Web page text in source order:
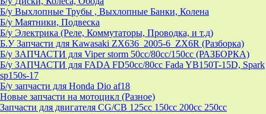
Б/у Выхлопные Трубы , Выхлопные Банки, Колена
Б/у Маятники, Подвеска
Б/у Электрика (Реле, Коммутаторы, Проводка, и т.д)
Б.У Запчасти для Kawasaki ZX636_2005-6_ZX6R (Разборка)
Б/у ЗАПЧАСТИ для Viper storm 50cc/80cc/150cc (РАЗБОРКА)
Б/у ЗАПЧАСТИ для FADA FD50cc/80cc Fada YB150T-15D, Spark
sp150s-17
Б/у запчасти для Honda Dio af18
Новые запчасти на мотоцикл (Разное)
Запчасти для двигателя CG/CB 125cc 150cc 200cc 250cc